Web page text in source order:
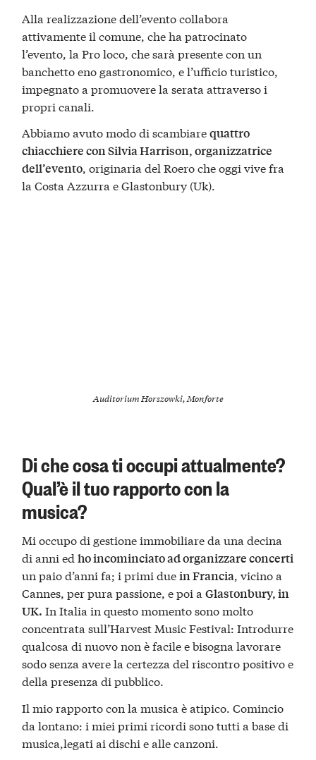
Alla realizzazione dell’evento collabora
attivamente il comune, che ha patrocinato
l’evento, la Pro loco, che sarà presente con un
banchetto eno gastronomico, e l’ufficio turistico,
impegnato a promuovere la serata attraverso i
propri canali.
Abbiamo avuto modo di scambiarequattro
chiacchiere con Silvia Harrison, organizzatrice
dell’evento, originaria del Roero che oggi vive fra
la Costa Azzurra e Glastonbury (Uk).
Auditorium Horszowki, Monforte
Di che cosa ti occupi attualmente?
Qual’è il tuo rapporto con la
musica?
Mi occupo di gestione immobiliare da una decina
di anni edho incominciato ad organizzare concerti
un paio d’anni fa; i primi duein Francia, vicino a
Cannes, per pura passione, e poi aGlastonbury, in
UK. In Italia in questo momento sono molto
concentrata sull’Harvest Music Festival: Introdurre
qualcosa di nuovo non è facile e bisogna lavorare
sodo senza avere la certezza del riscontro positivo e
della presenza di pubblico.
Il mio rapporto con la musica è atipico. Comincio
da lontano: i miei primi ricordi sono tutti a base di
musica,legati ai dischi e alle canzoni.